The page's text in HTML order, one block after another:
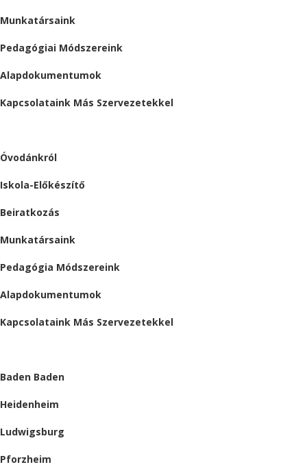
Munkatársaink
Pedagógiai Módszereink
Alapdokumentumok
Kapcsolataink Más Szervezetekkel
Óvodánkról
Iskola-Előkészítő
Beiratkozás
Munkatársaink
Pedagógia Módszereink
Alapdokumentumok
Kapcsolataink Más Szervezetekkel
Baden Baden
Heidenheim
Ludwigsburg
Pforzheim